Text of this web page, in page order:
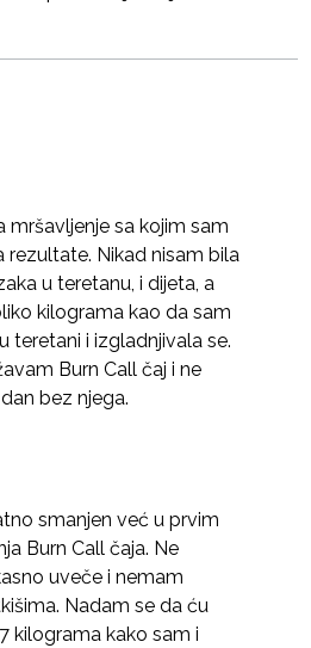
mršavljenje sa kojim sam
rezultate. Nikad nisam bila
u teretanu, i dijeta, a
kilograma kao da sam
teretani i izgladnjivala se.
Burn Call čaj i ne
bez njega.
smanjen već u prvim
Burn Call čaja. Ne
uveče i nemam
Nadam se da ću
kilograma kako sam i